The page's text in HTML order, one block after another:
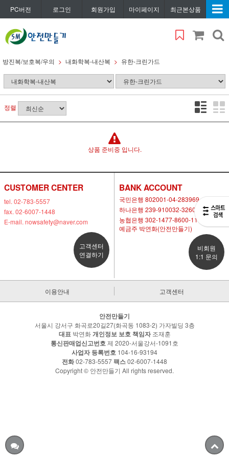
PC버전 로그인 회원가입 마이페이지 최근본상품
방진복/보호복/우의 내화학복-내산복 유한-크린가드
정렬
상품 준비중 입니다.
CUSTOMER CENTER
tel. 02-783-5557
fax. 02-6007-1448
E-mail. nowsafety@naver.com
고객센터
연결하기
BANK ACCOUNT
국민은행 802001-04-283969
하나은행 239-910032-32604
농협은행 302-1477-8600-11
예금주 박연화(안전만들기)
비회원
1:1 문의
이용안내 고객센터
안전만들기
서울시 강서구 화곡로20길27(화곡동 1083-2) 가자빌딩 3층
대표 박연화개인정보 보호 책임자조재훈
통신판매업신고번호제 2020-서울강서-1091호
사업자 등록번호 104-16-93194
전화02-783-5557팩스02-6007-1448
Copyright © 안전만들기 All rights reserved.